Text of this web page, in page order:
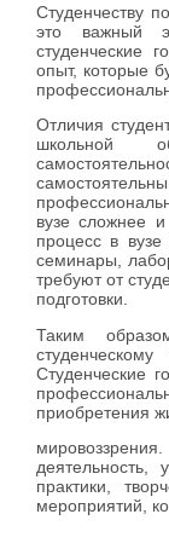
Студенчеству
это важный
студенческие
опыт, которые
Отличия
школьной
вузе сложнее
процесс в
семинары,
требуют от
подготовки.
Таким
Студенческие
приобретения
деятельность,
практики,
мероприятий,